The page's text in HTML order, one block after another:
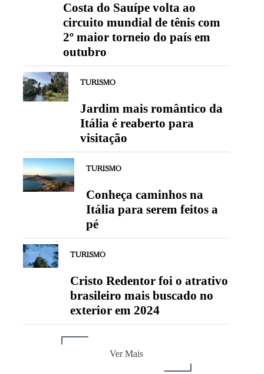
Costa do Sauípe volta ao
circuito mundial de tênis com
2º maior torneio do país em
outubro
TURISMO
Jardim mais romântico da
Itália é reaberto para
visitação
TURISMO
Conheça caminhos na
Itália para serem feitos a
pé
TURISMO
Cristo Redentor foi o atrativo
brasileiro mais buscado no
exterior em 2024
Ver Mais